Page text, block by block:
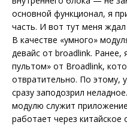
основной функционал, я
часть. И вот тут меня
В качестве «умного»
девайс от broadlink. Ранее,
пультом» от Broadlink,
отвратительно. По этому,
сразу заподозрил
модулю служит
работает через